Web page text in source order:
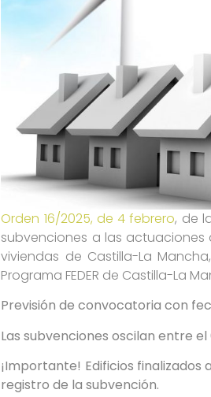
Orden 16/2025, de 4 febrero, de
subvenciones a las
viviendas de Castilla-La
Programa FEDER de Castilla-La
Previsión de convocatoria con
Las subvenciones oscilan entre
¡Importante! Edificios
registro de la subvención.